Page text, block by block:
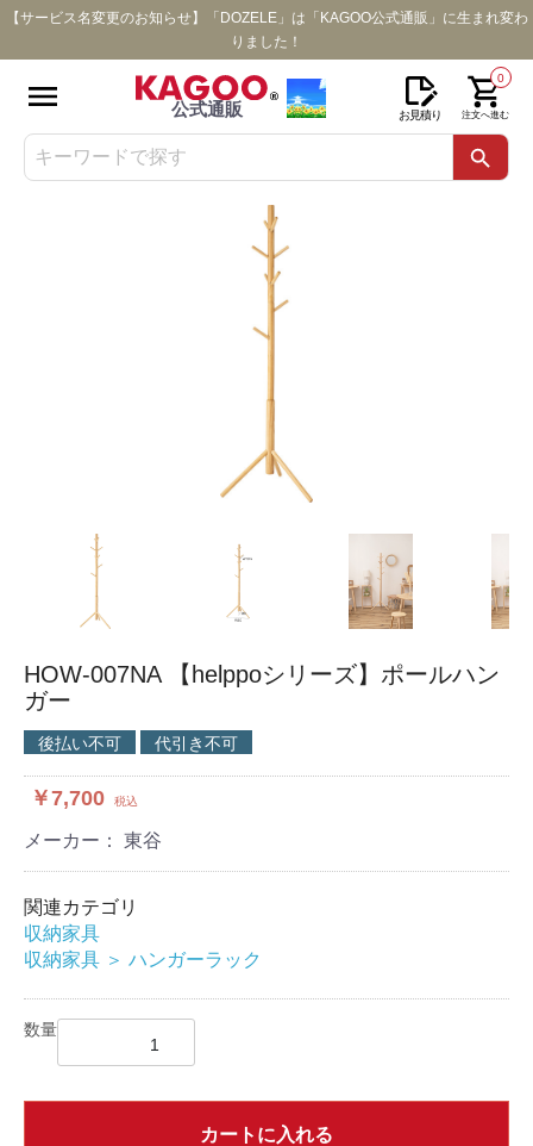
【サービス名変更のお知らせ】「DOZELE」は「KAGOO公式通販」に生まれ変わ
りました！
公式通販 お見積り
0
注文へ進む
HOW-007NA 【helppoシリーズ】ポールハン
ガー
後払い不可 代引き不可
￥7,700 税込
メーカー： 東谷
関連カテゴリ
収納家具
収納家具 ＞ ハンガーラック
数量
カートに入れる